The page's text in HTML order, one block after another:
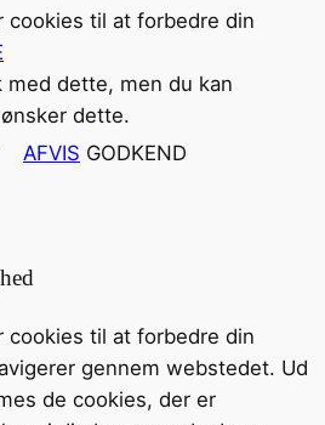
til at forbedre din
med dette, men du kan
dette.
AFVIS GODKEND
til at forbedre din
gennem webstedet. Ud
de cookies, der er